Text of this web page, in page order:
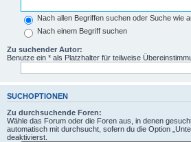
Nach allen Begriffen suchen oder Suche wie
Nach einem Begriff suchen
Zu suchender Autor:
Benutze ein * als Platzhalter für teilweise
SUCHOPTIONEN
Zu durchsuchende Foren:
Wähle das Forum oder die Foren aus, in denen
automatisch mit durchsucht, sofern du die Option
deaktivierst.